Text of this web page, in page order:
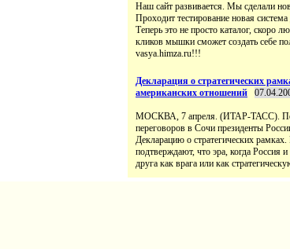
Наш сайт развивается. Мы сделали
Проходит тестирование новая
Теперь это не просто каталог, скоро
кликов мышки сможет создать себе
vasya.himza.ru!!!
Декларация о стратегических
американских отношений
МОСКВА, 7 апреля. (ИТАР-ТАСС). По
переговоров в Сочи президенты
Декларацию о стратегических
подтверждают, что эра, когда
друга как врага или как